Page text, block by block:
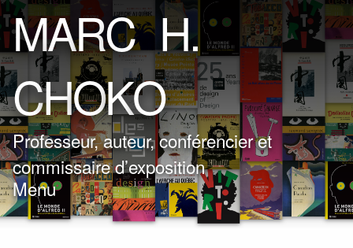
MARC H.
CHOKO
Professeur, auteur, conférencier et
commissaire d’exposition
Menu